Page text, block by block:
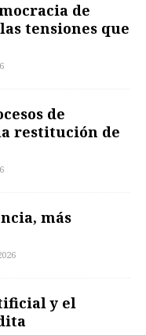
de
tensiones que
de
restitución de
más
y el